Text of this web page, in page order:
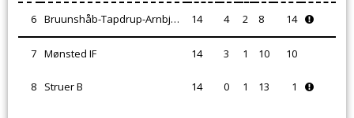
6 Bruunshåb-Tapdrup-Arnbjerg IF 14 4 2 8 14
7 Mønsted IF 14 3 1 10 10
8 Struer B 14 0 1 13 1